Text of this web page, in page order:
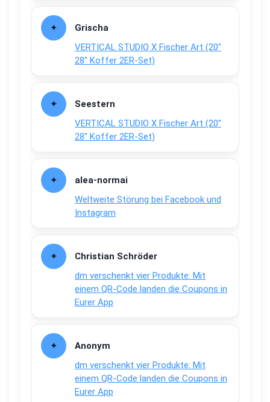
Grischa
VERTICAL STUDIO X Fischer Art (20″
28″ Koffer 2ER-Set)
Seestern
VERTICAL STUDIO X Fischer Art (20″
28″ Koffer 2ER-Set)
alea-normai
Weltweite Störung bei Facebook und
Instagram
Christian Schröder
dm verschenkt vier Produkte: Mit
einem QR-Code landen die Coupons in
Eurer App
Anonym
dm verschenkt vier Produkte: Mit
einem QR-Code landen die Coupons in
Eurer App